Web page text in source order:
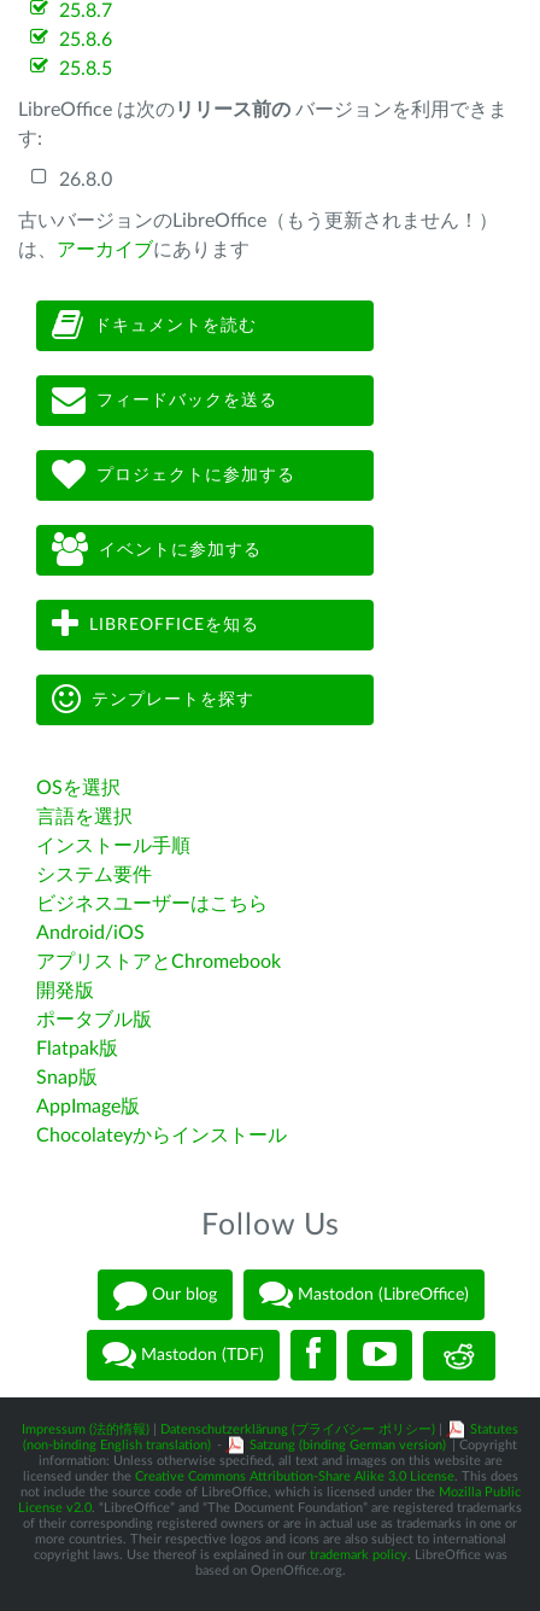
25.8.7
25.8.6
25.8.5
LibreOffice は次のリリース前の バージョンを利用できま
す:
26.8.0
古いバージョンのLibreOffice（もう更新されません！）
は、 アーカイブにあります
ドキュメントを読む
フィードバックを送る
プロジェクトに参加する
イベントに参加する
LIBREOFFICEを知る
テンプレートを探す
OSを選択
言語を選択
インストール手順
システム要件
ビジネスユーザーはこちら
Android/iOS
アプリストアとChromebook
開発版
ポータブル版
Flatpak版
Snap版
AppImage版
Chocolateyからインストール
Follow Us
Our blog Mastodon (LibreOffice)
Mastodon (TDF)
Impressum (法的情報) Datenschutzerklärung (プライバシー ポリシー)
Statutes
(non-binding English translation) - Satzung (binding German version)
| Copyright
information: Unless otherwise specified, all text and images on this website are
licensed under the Creative Commons Attribution-Share Alike 3.0 License. This does
not include the source code of LibreOffice, which is licensed under the Mozilla Public
License v2.0 . “LibreOffice” and “The Document Foundation” are registered trademarks
of their corresponding registered owners or are in actual use as trademarks in one or
more countries. Their respective logos and icons are also subject to international
copyright laws. Use thereof is explained in our trademark policy. LibreOffice was
based on OpenOffice.org.